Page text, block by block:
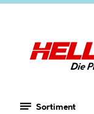
Sortiment